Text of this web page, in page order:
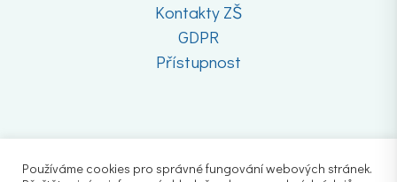
Kontakty ZŠ
GDPR
Přístupnost
Používáme cookies pro správné fungování webových stránek.